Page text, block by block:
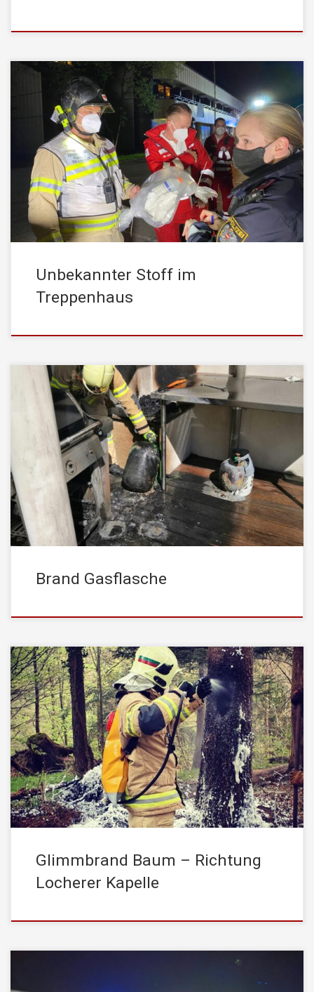
Am Montag, den 10. Mai 2021, wurde die STADTFEUERWEHR
Kufstein um 22:23 Uhr von der Leitestelle Tirol mittels stiller
Alarmierung zu einem Gefahrenguteinsatz alarmiert.
Einsatzstichwort war dabei: „Vergiftung unbekannter Stoff“ Beim
Eintreffen des Einsatzleiters wurde dieser von der bereits
anwesenden Polizei informiert, dass jemand einen unbekannten
Stoff im Treppenhaus einer Wohnanlage […]
Unbekannter Stoff im
Treppenhaus
Am Muttertag-Sonntag, den 09. Mai 2021, wurde die
STADTFEUERWEHR Kufstein um 15:40 Uhr von der Leitestelle
Tirol mittels stiller Alarmierung zu einem Brandereignis alarmiert.
Einsatzstichwort war dabei: Brand Einfamilienhaus –
Brandgeschehen am Gebäude Beim Eintreffen des Einsatzleiters
wurde festgestellt, dass sich Gas aus einer Gasflasche
entzündet hat und nach wie […]
Brand Gasflasche
Am Sonntag, den 02. Mai 2021, wurde die STADTFEUERWEHR
Kufstein um 17:30 Uhr von der Leitstelle Tirol mittels stiller
Alarmierung zu einem „Brand im Freien“ alarmiert.
Einsatzstichwort war dabei: „Glimmbrand eines Baumes“
Richtung Locherer Kapelle Da bekannt ist, dass auf diesem Weg
kein „großes“ Feuerwehrauto fahren kann, wurde die
Ersterkundung […]
Glimmbrand Baum – Richtung
Locherer Kapelle